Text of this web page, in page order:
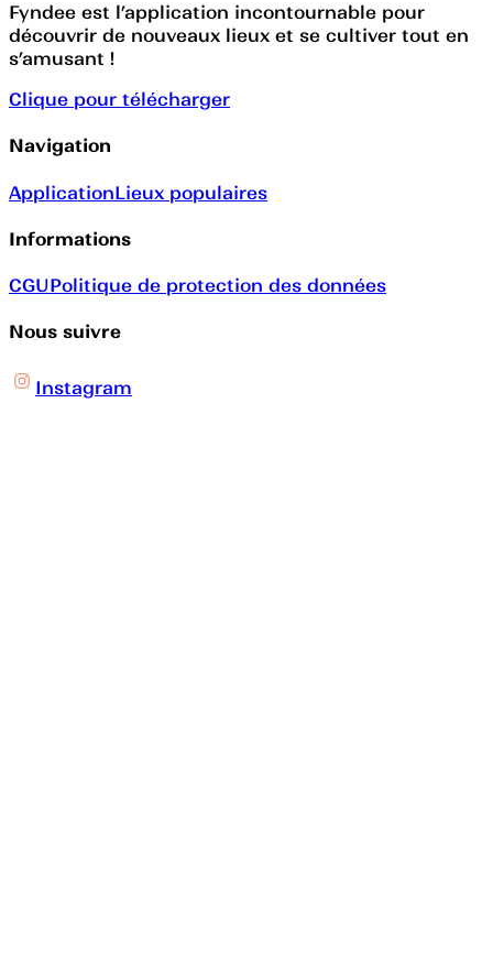
Fyndee est l’application incontournable pour
découvrir de nouveaux lieux et se cultiver tout en
s’amusant !
Clique pour télécharger
Navigation
ApplicationLieux populaires
Informations
CGUPolitique de protection des données
Nous suivre
Instagram